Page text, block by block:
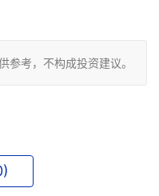
参考，不构成投资建议。
)